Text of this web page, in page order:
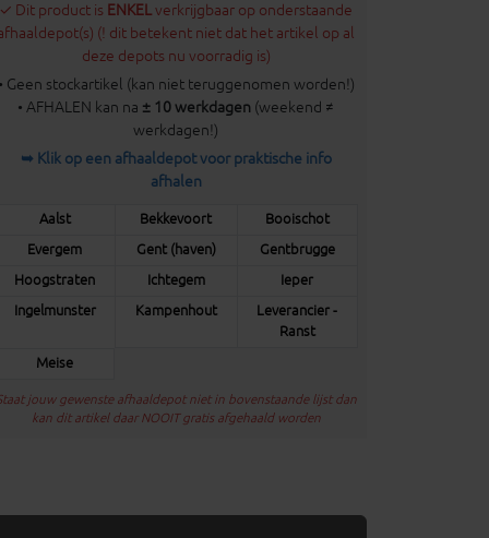
✓ Dit product is ENKELverkrijgbaar op onderstaande
(! dit betekent niet dat het artikel op al
deze depots nu voorradig is)
Geen stockartikel (kan niet teruggenomen worden!)
• AFHALEN kan na ± 10 werkdagen (weekend ≠
werkdagen!)
➥ Klik op een afhaaldepot voor praktische info
afhalen
Aalst Bekkevoort
Booischot
Evergem
Gent (haven)
Gentbrugge
Hoogstraten
Ichtegem
Ieper
Ingelmunster
Kampenhout
Leverancier -
Ranst
Meise
jouw gewenste afhaaldepot niet in bovenstaande lijst dan
kan dit artikel daar NOOIT gratis afgehaald worden